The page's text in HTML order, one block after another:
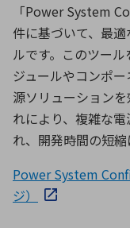
「Power System
件に基づいて、最
ルです。このツー
ジュールやコンポ
源ソリューション
れにより、複雑な
れ、開発時間の短縮
Power System
ジ）